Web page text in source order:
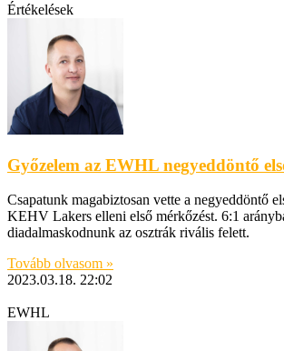
Értékelések
Győzelem az EWHL negyeddöntő
Csapatunk magabiztosan vette a negyeddöntő
KEHV Lakers elleni első mérkőzést. 6:1
diadalmaskodnunk az osztrák rivális felett.
Tovább olvasom »
2023.03.18. 22:02
EWHL